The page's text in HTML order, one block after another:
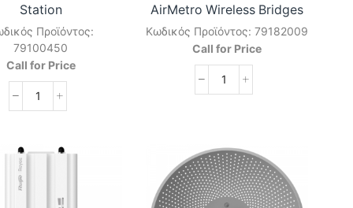
Station
Προϊόντος:
79100450
Call for Price
Reyee
15dBi
AirMetro Wireless Bridges
Κωδικός Προϊόντος: 79182009
Call for Price
Reyee
Sector
Antenna
of
RG-